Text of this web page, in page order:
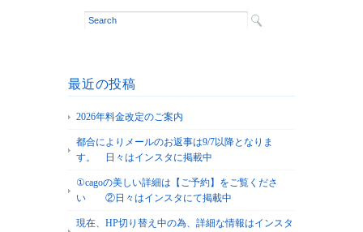
最近の投稿
2026年料金改定のご案内
都合によりメールのお返事は9/7以降となりま
す。 日々はインスタに掲載中
①cagoの美しい詳細は【ご予約】をご覧くださ
い ②日々はインスタにて掲載中
現在、HP切り替え中の為、詳細な情報はインスタ